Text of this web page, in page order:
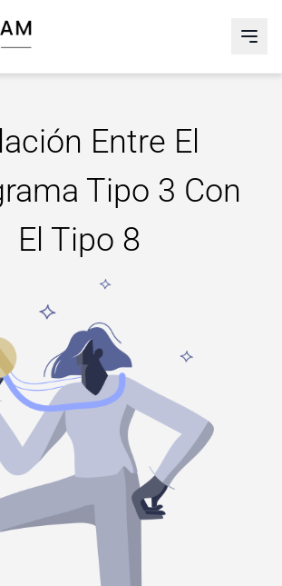
Entre El
Tipo 3 Con
El Tipo 8